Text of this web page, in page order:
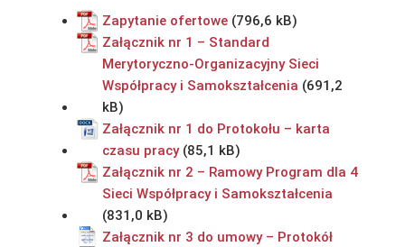
Zapytanie ofertowe
Załącznik nr 1 – Standard
Merytoryczno-Organizacyjny Sieci
Współpracy i Samokształcenia
Załącznik nr 1 do Protokołu – karta
czasu pracy
Załącznik nr 2 – Ramowy Program dla 4
Sieci Współpracy i Samokształcenia
Załącznik nr 3 do umowy – Protokół